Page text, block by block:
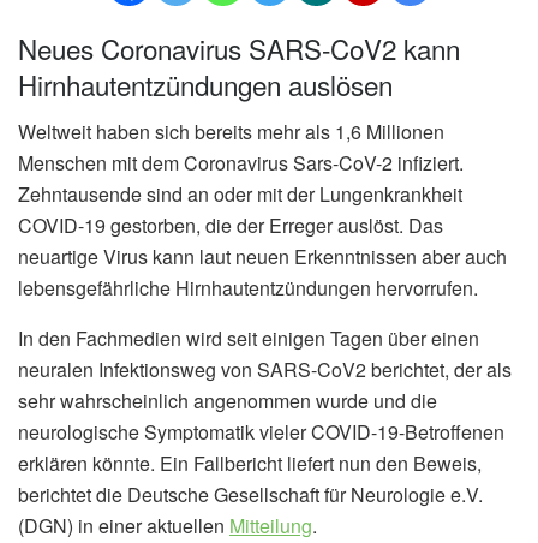
Neues Coronavirus SARS-CoV2 kann
Hirnhautentzündungen auslösen
Weltweit haben sich bereits mehr als 1,6 Millionen
Menschen mit dem Coronavirus Sars-CoV-2 infiziert.
Zehntausende sind an oder mit der Lungenkrankheit
COVID-19 gestorben, die der Erreger auslöst. Das
neuartige Virus kann laut neuen Erkenntnissen aber auch
lebensgefährliche Hirnhautentzündungen hervorrufen.
In den Fachmedien wird seit einigen Tagen über einen
neuralen Infektionsweg von SARS-CoV2 berichtet, der als
sehr wahrscheinlich angenommen wurde und die
neurologische Symptomatik vieler COVID-19-Betroffenen
erklären könnte. Ein Fallbericht liefert nun den Beweis,
berichtet die Deutsche Gesellschaft für Neurologie e.V.
(DGN) in einer aktuellen Mitteilung.